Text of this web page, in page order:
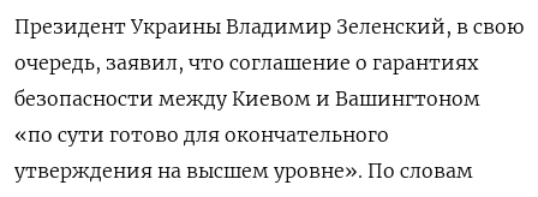
Президент Украины Владимир Зеленский, в свою
очередь, заявил, что соглашение о гарантиях
безопасности между Киевом и Вашингтоном
«по сути готово для окончательного
утверждения на высшем уровне». По словам